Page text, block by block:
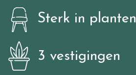
Sterk in planten
3 vestigingen